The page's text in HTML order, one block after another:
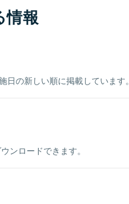
情報
の新しい順に掲載しています。
ンロードできます。